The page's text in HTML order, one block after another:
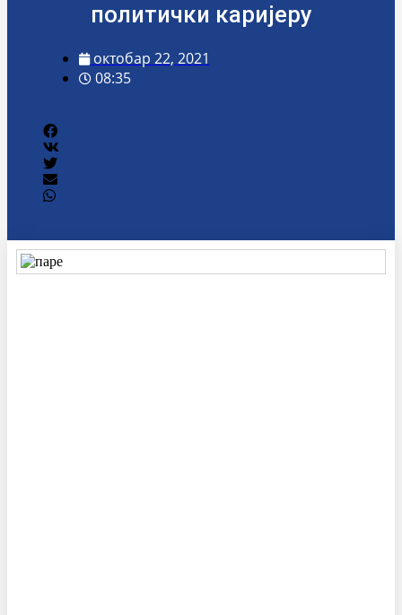
политички каријеру
октобар 22, 2021
08:35